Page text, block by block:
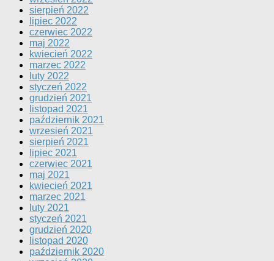
sierpień 2022
lipiec 2022
czerwiec 2022
maj 2022
kwiecień 2022
marzec 2022
luty 2022
styczeń 2022
grudzień 2021
listopad 2021
październik 2021
wrzesień 2021
sierpień 2021
lipiec 2021
czerwiec 2021
maj 2021
kwiecień 2021
marzec 2021
luty 2021
styczeń 2021
grudzień 2020
listopad 2020
październik 2020